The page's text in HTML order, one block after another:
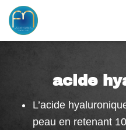
acide
L’acide
peau en retenant